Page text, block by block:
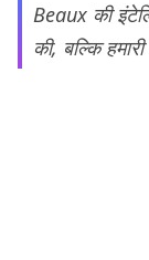
Beaux की
की, बल्कि